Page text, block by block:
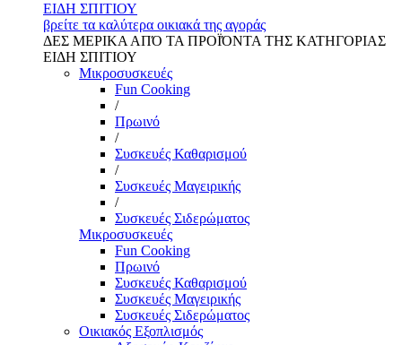
ΕΙΔΗ ΣΠΙΤΙΟΥ
βρείτε τα καλύτερα οικιακά της αγοράς
ΔΕΣ ΜΕΡΙΚΑ ΑΠΌ ΤΑ ΠΡΟΪΌΝΤΑ ΤΗΣ ΚΑΤΗΓΟΡΙΑΣ
ΕΙΔΗ ΣΠΙΤΙΟΥ
Μικροσυσκευές
Fun Cooking
/
Πρωινό
/
Συσκευές Καθαρισμού
/
Συσκευές Μαγειρικής
/
Συσκευές Σιδερώματος
Μικροσυσκευές
Fun Cooking
Πρωινό
Συσκευές Καθαρισμού
Συσκευές Μαγειρικής
Συσκευές Σιδερώματος
Οικιακός Εξοπλισμός